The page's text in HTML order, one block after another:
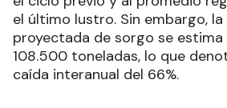
el último lustro. Sin embargo,
proyectada de sorgo se estima
108.500 toneladas, lo que
caída interanual del 66%.